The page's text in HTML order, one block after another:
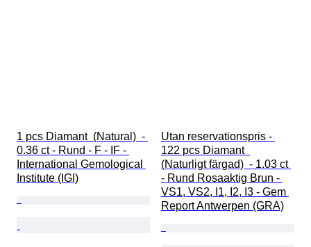
1 pcs Diamant  (Natural)  -
0.36 ct - Rund - F - IF -
International Gemological
Institute (IGI)
Utan reservationspris -
122 pcs Diamant
(Naturligt färgad)  - 1.03 ct
- Rund Rosaaktig Brun -
VS1, VS2, I1, I2, I3 - Gem
Report Antwerpen (GRA)